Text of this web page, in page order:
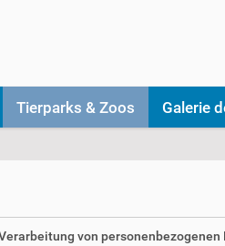
Tierparks & Zoos Galerie
von